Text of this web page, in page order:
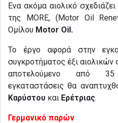
Ένα ακόμα αιολικό
της MORE, (Motor Oil
Ομίλου Motor Oil.
Το έργο αφορά στην
συγκροτήματος έξι
αποτελούμενο από 35
εγκαταστάσεις θα
Καρύστου και Ερέτριας.
Γερμανικό παρών